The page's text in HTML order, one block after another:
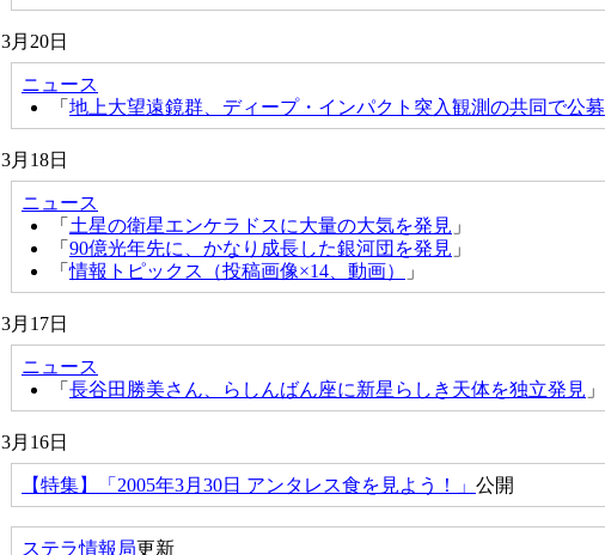
3月20日
ニュース
「 地上大望遠鏡群、ディープ・インパクト突入観測の共同で公募
3月18日
ニュース
「 土星の衛星エンケラドスに大量の大気を発見 」
「 90億光年先に、かなり成長した銀河団を発見 」
「情報トピックス（投稿画像×14、動画） 」
3月17日
ニュース
「 長谷田勝美さん、らしんばん座に新星らしき天体を独立発見 」
3月16日
【特集】「2005年3月30日 アンタレス食を見よう！」 公開
ステラ情報局更新